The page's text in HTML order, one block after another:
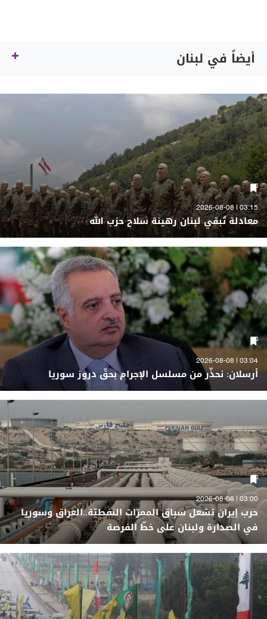
أيضاً في لبنان
03:15 | 2026-08-08
معادلة تُبقي لبنان رهينة سلاح حزب الله
03:04 | 2026-08-08
أرسلان: نحذّر من مسلسل الإجرام بحقّ دروز سوريا
03:00 | 2026-08-08
حرب إيران تشعل سباق الممرّات النفطيّة..العراق وسوريا
في الصدارة ولبنان على خطّ الفرصة